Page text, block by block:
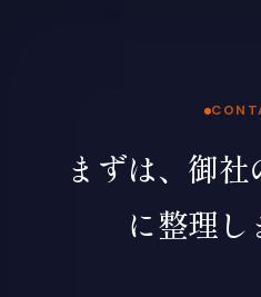
まずは、御
に整理